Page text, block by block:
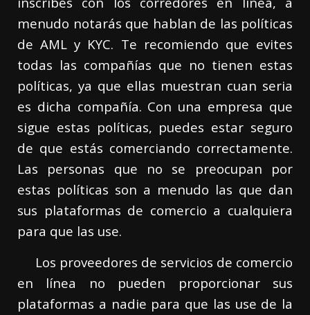
menudo notarás que hablan de las políticas
de AML y KYC. Te recomiendo que evites
todas las compañías que no tienen estas
políticas, ya que ellas muestran cuan seria
es dicha compañía. Con una empresa que
sigue estas políticas, puedes estar seguro
de que estás comerciando correctamente.
Las personas que no se preocupan por
estas políticas son a menudo las que dan
sus plataformas de comercio a cualquiera
para que las use.
Los proveedores de servicios de comercio
en línea no pueden proporcionar sus
plataformas a nadie para que las use de la